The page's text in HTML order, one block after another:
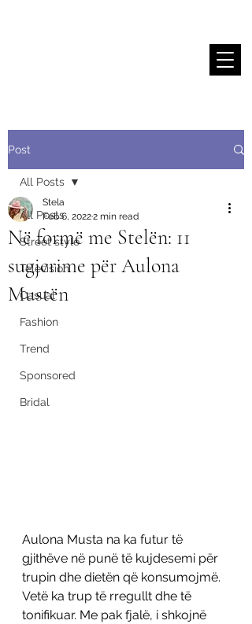
Post
All Posts
Street style
Television
Casual
Fashion
Trend
Sponsored
Bridal
All Posts
Në formë me Stelën: 11
sugjerime për Aulona
Mustën
Stela
Feb 6, 20222 min read
Aulona Musta na ka futur të
gjithëve në punë të kujdesemi për
trupin dhe dietën që konsumojmë.
Vetë ka trup të rregullt dhe të
tonifikuar. Me pak fjalë, i shkojnë